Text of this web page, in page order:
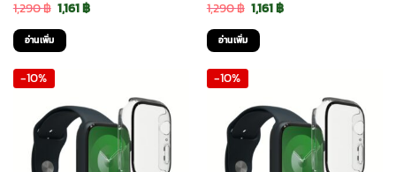
1,290฿ Original
price
was:
1,161฿Current
อ่านเพิ่ม
1,290฿ Original
price
was:
1,161฿Current
อ่านเพิ่ม
-10% -10%